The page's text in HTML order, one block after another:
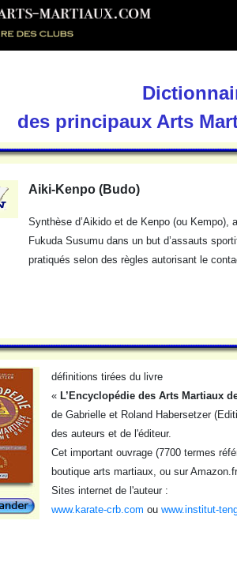
des principaux Arts
Aiki-Kenpo (Budo)
Synthèse d’Aikido et de Kenpo (ou Kempo),
Fukuda Susumu dans un but d’assauts
pratiqués selon des règles autorisant le
définitions tirées du livre
« L’Encyclopédie des Arts Martiaux
de Gabrielle et Roland Habersetzer
des auteurs et de l'éditeur.
Cet important ouvrage (7700 termes
boutique arts martiaux, ou sur
Sites internet de l'auteur :
www.karate-crb.com ou www.institut-